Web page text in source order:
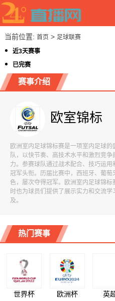
当前位置: 首页> 足球联赛
近3天赛事
已完赛
赛事介绍
欧室锦标
欧洲室内足球锦标赛是一项室内足球
队，以快节奏、高技术水平和激烈竞
力。参赛球队通过战术配合、技巧运
冠军头衔。历届比赛中，西班牙、葡
色，屡次夺得冠军。欧洲室内足球锦
时也为球员们提供了展示实力和交流
及。
热门赛事
世界杯 欧洲杯 英